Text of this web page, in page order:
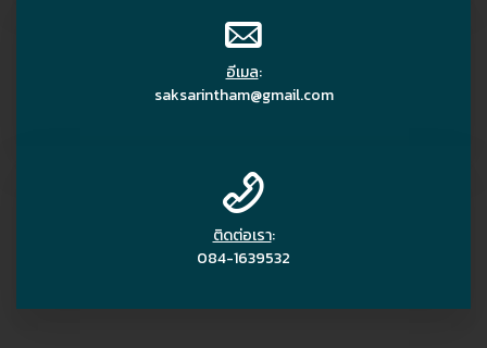
อีเมล:
saksarintham@gmail.com
ติดต่อเรา:
084-1639532